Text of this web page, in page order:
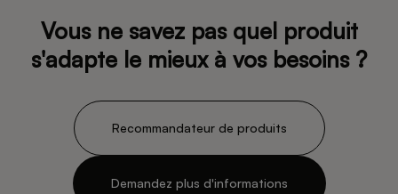
Vous ne savez pas quel produit
s'adapte le mieux à vos besoins ?
Recommandateur de produits
Demandez plus d'informations